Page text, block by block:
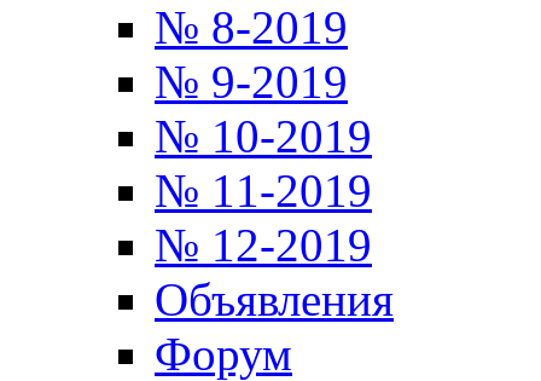
№ 8-2019
№ 9-2019
№ 10-2019
№ 11-2019
№ 12-2019
Объявления
Форум